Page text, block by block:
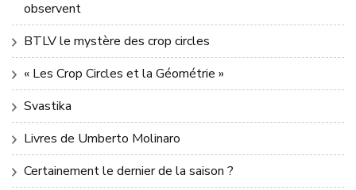
observent
BTLV le mystère des crop circles
« Les Crop Circles et la Géométrie »
Svastika
Livres de Umberto Molinaro
Certainement le dernier de la saison ?